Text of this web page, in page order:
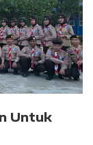
Untuk